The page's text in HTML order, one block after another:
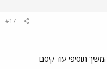
#17
תוסיפי עוד קיסם